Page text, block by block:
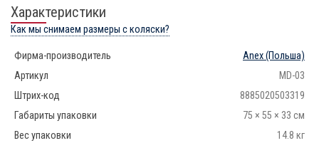
Характеристики
Как мы снимаем размеры с коляски?
Фирма-производитель Anex(Польша)
Артикул
MD-03
Штрих-код
8885020503319
Габариты упаковки
75 × 55 × 33 см
Вес упаковки
14.8 кг